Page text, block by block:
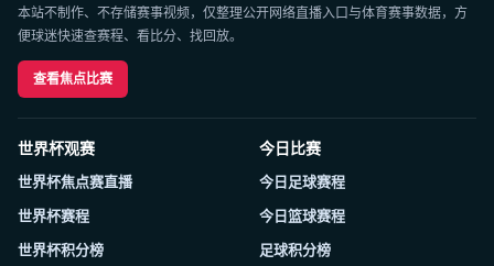
本站不制作、不存储赛事视频，仅整理公开网络直播入口与体育赛事数据，方
便球迷快速查赛程、看比分、找回放。
查看焦点比赛
世界杯观赛
世界杯焦点赛直播
世界杯赛程
世界杯积分榜
今日比赛
今日足球赛程
今日篮球赛程
足球积分榜